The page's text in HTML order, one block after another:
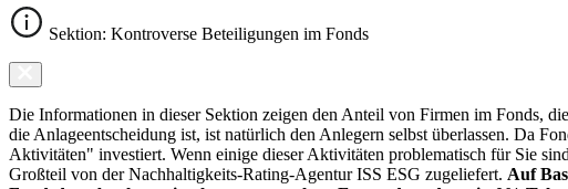
Sektion: Kontroverse Beteiligungen im Fonds
Die Informationen in dieser Sektion zeigen den Anteil von Firmen im Fonds,
die Anlageentscheidung ist, ist natürlich den Anlegern selbst überlassen. Da
Aktivitäten" investiert. Wenn einige dieser Aktivitäten problematisch für Sie
Großteil von der Nachhaltigkeits-Rating-Agentur ISS ESG zugeliefert. Auf